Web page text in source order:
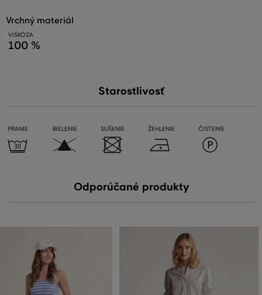
vrchný materiál
VISKÓZA
100 %
Starostlivosť
PRANIE BIELENIE SUŠENIE ŽEHLENIE ČISTENIE
Odporúčané produkty